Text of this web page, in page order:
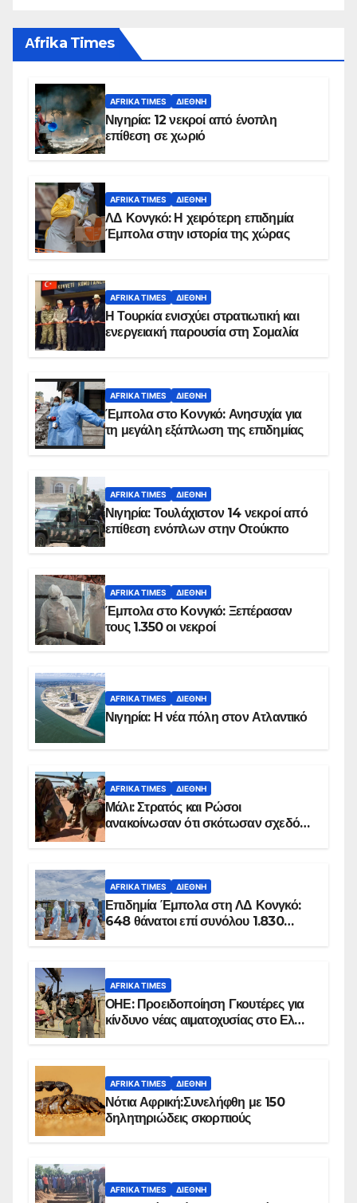
Αfrika Times
AFRIKA TIMES ΔΙΕΘΝΉ
Νιγηρία: 12 νεκροί από ένοπλη
επίθεση σε χωριό
AFRIKA TIMES ΔΙΕΘΝΉ
ΛΔ Κονγκό: Η χειρότερη επιδημία
Έμπολα στην ιστορία της χώρας
AFRIKA TIMES ΔΙΕΘΝΉ
Η Τουρκία ενισχύει στρατιωτική και
ενεργειακή παρουσία στη Σομαλία
AFRIKA TIMES ΔΙΕΘΝΉ
Έμπολα στο Κονγκό: Ανησυχία για
τη μεγάλη εξάπλωση της επιδημίας
AFRIKA TIMES ΔΙΕΘΝΉ
Νιγηρία: Τουλάχιστον 14 νεκροί από
επίθεση ενόπλων στην Οτούκπο
AFRIKA TIMES ΔΙΕΘΝΉ
Έμπολα στο Κονγκό: Ξεπέρασαν
τους 1.350 οι νεκροί
AFRIKA TIMES ΔΙΕΘΝΉ
Νιγηρία: Η νέα πόλη στον Ατλαντικό
AFRIKA TIMES ΔΙΕΘΝΉ
Μάλι: Στρατός και Ρώσοι
ανακοίνωσαν ότι σκότωσαν σχεδόν
AFRIKA TIMES ΔΙΕΘΝΉ
Επιδημία Έμπολα στη ΛΔ Κονγκό:
648 θάνατοι επί συνόλου 1.830
AFRIKA TIMES
ΟΗΕ: Προειδοποίηση Γκουτέρες για
κίνδυνο νέας αιματοχυσίας στο Ελ
AFRIKA TIMES ΔΙΕΘΝΉ
Νότια Αφρική:Συνελήφθη με 150
δηλητηριώδεις σκορπιούς
AFRIKA TIMES ΔΙΕΘΝΉ